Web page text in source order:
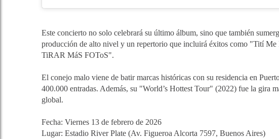
Este concierto no solo celebrará su último álbum, sino que también
producción de alto nivel y un repertorio que incluirá éxitos como "Tití
TiRAR MáS FOToS".
El conejo malo viene de batir marcas históricas con su residencia en
400.000 entradas. Además, su "World’s Hottest Tour" (2022) fue la gira
global.
Fecha: Viernes 13 de febrero de 2026
Lugar: Estadio River Plate (Av. Figueroa Alcorta 7597, Buenos Aires)